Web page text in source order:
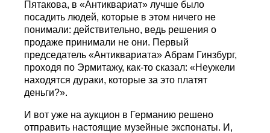
Пятакова, в «Антиквариат» лучше было
посадить людей, которые в этом ничего не
понимали: действительно, ведь решения о
продаже принимали не они. Первый
председатель «Антиквариата» Абрам Гинзбург,
проходя по Эрмитажу, как-то сказал: «Неужели
находятся дураки, которые за это платят
деньги?».
И вот уже на аукцион в Германию решено
отправить настоящие музейные экспонаты. И,